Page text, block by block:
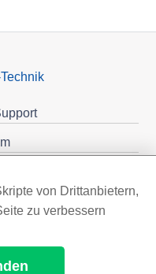
von Drittanbietern,
zu verbessern